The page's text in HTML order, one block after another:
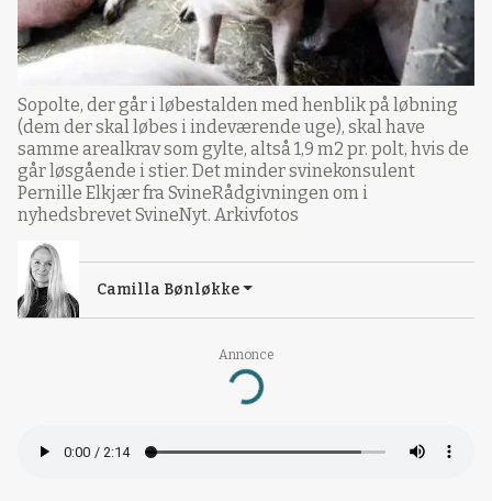
Annonce
Loading...
Sopolte, der går i løbestalden med henblik på løbning
(dem der skal løbes i indeværende uge), skal have
samme arealkrav som gylte, altså 1,9 m2 pr. polt, hvis de
går løsgående i stier. Det minder svinekonsulent
Pernille Elkjær fra SvineRådgivningen om i
nyhedsbrevet SvineNyt. Arkivfotos
Camilla Bønløkke